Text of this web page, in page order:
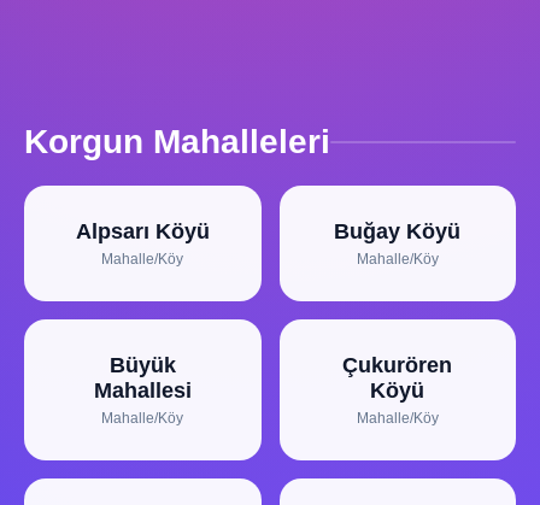
Korgun Mahalleleri
Alpsarı Köyü
Mahalle/Köy
Buğay Köyü
Mahalle/Köy
Büyük
Mahallesi
Mahalle/Köy
Çukurören
Köyü
Mahalle/Köy